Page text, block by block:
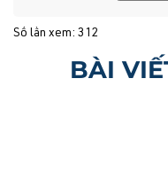
Số lần xem: 312
BÀI